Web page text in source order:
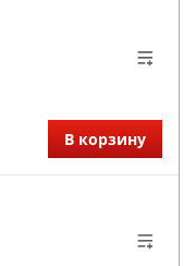
В корзину